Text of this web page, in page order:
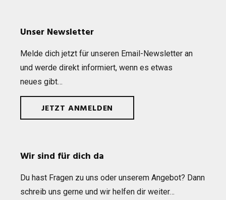
Unser Newsletter
Melde dich jetzt für unse­ren Email-News­let­ter an
und werde direkt infor­miert, wenn es etwas
neues gibt…
JETZT ANMELDEN
Wir sind für dich da
Du hast Fra­gen zu uns oder unse­rem Ange­bot? Dann
schreib uns gerne und wir hel­fen dir weiter…